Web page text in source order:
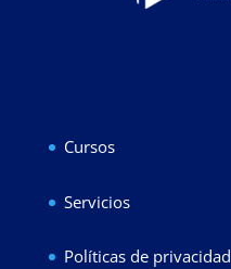
Cursos
Servicios
Políticas de privacidad